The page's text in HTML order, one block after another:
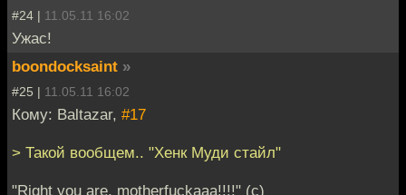
#24 | 11.05.11 16:02
Ужас!
boondocksaint »
#25 | 11.05.11 16:02
Кому: Baltazar, #17
> Такой вообщем.. "Хенк Муди стайл"
"Right you are, motherfuckaaa!!!!" (с)